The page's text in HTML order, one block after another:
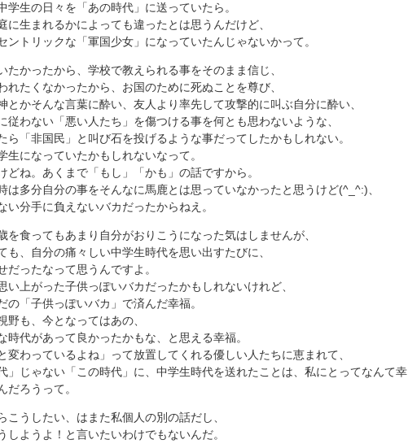
学生の日々を「あの時代」に送っていたら。
に生まれるかによっても違ったとは思うんだけど、
ントリックな「軍国少女」になっていたんじゃないかって。
たかったから、学校で教えられる事をそのまま信じ、
れたくなかったから、お国のために死ぬことを尊び、
とかそんな言葉に酔い、友人より率先して攻撃的に叫ぶ自分に酔い、
従わない「悪い人たち」を傷つける事を何とも思わないような、
ら「非国民」と叫び石を投げるような事だってしたかもしれない。
生になっていたかもしれないなって。
どね。あくまで「もし」「かも」の話ですから。
は多分自分の事をそんなに馬鹿とは思っていなかったと思うけど(^_^:)、
い分手に負えないバカだったからねえ。
を食ってもあまり自分がおりこうになった気はしませんが、
も、自分の痛々しい中学生時代を思い出すたびに、
だったなって思うんですよ。
い上がった子供っぽいバカだったかもしれないけれど、
の「子供っぽいバカ」で済んだ幸福。
野も、今となってはあの、
時代があって良かったかもな、と思える幸福。
変わっているよね」って放置してくれる優しい人たちに恵まれて、
」じゃない「この時代」に、中学生時代を送れたことは、私にとってなんて幸
だろうって。
こうしたい、はまた私個人の別の話だし、
しようよ！と言いたいわけでもないんだ。